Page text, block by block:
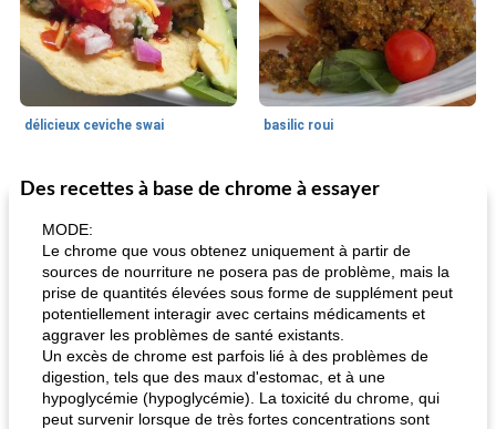
délicieux ceviche swai basilic roui
65min
Déjeuner / Snacks
pois chiches rôtis aux épices amandes au cheddar rôti
Des recettes à base de chrome à essayer
MODE:
Le chrome que vous obtenez uniquement à partir de
sources de nourriture ne posera pas de problème, mais la
prise de quantités élevées sous forme de supplément peut
potentiellement interagir avec certains médicaments et
aggraver les problèmes de santé existants.
Un excès de chrome est parfois lié à des problèmes de
digestion, tels que des maux d'estomac, et à une
hypoglycémie (hypoglycémie). La toxicité du chrome, qui
peut survenir lorsque de très fortes concentrations sont